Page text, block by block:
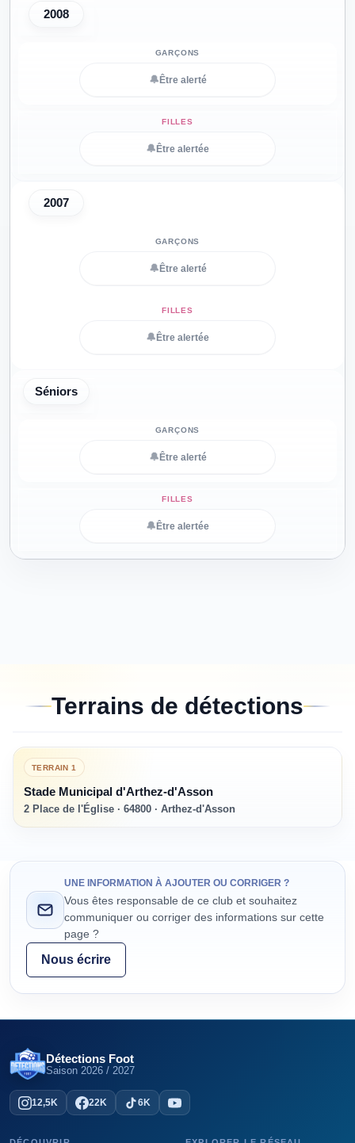
Terrains de détections
TERRAIN1
Stade Municipal d'Arthez-d'Asson
2 Place de l'Église · 64800 · Arthez-d'Asson
2008
🔔 Être alerté
🔔 Être alertée
2007
🔔 Être alerté
🔔 Être alertée
Séniors
🔔 Être alerté
🔔 Être alertée
UNE INFORMATION À AJOUTER OU CORRIGER ?
Vous êtes responsable de ce club et souhaitez
communiquer ou corriger des informations sur cette
page ?
Nous écrire
Détections Foot
Saison 2026 / 2027
12,5K 22K 6K